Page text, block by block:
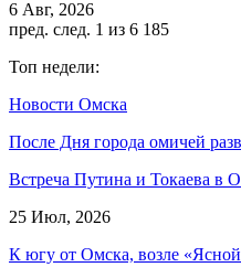
6 Авг, 2026
пред. след. 1 из 6 185
Топ недели:
Новости Омска
После Дня города омичей
Встреча Путина и Токаева в
25 Июл, 2026
К югу от Омска, возле